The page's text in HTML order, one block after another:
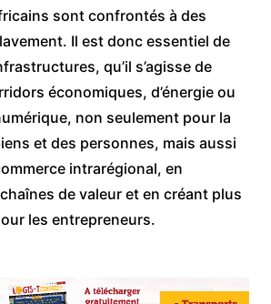
sont confrontés à des
Il est donc essentiel de
qu’il s’agisse de
économiques, d’énergie ou
non seulement pour la
et des personnes, mais aussi
intrarégional, en
de valeur et en créant plus
les entrepreneurs.